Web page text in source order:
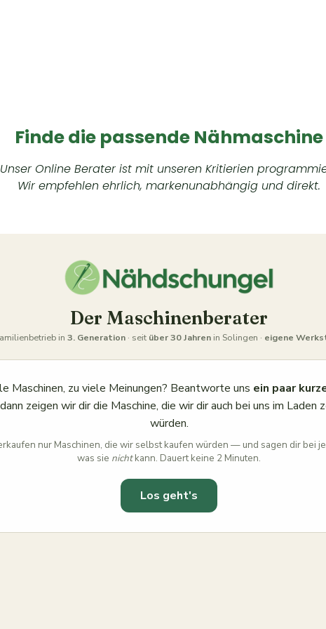
Finde die passende Nähmaschine
Unser Online Berater ist mit unseren Kritierien
Wir empfehlen ehrlich, markenunabhängig und direkt.